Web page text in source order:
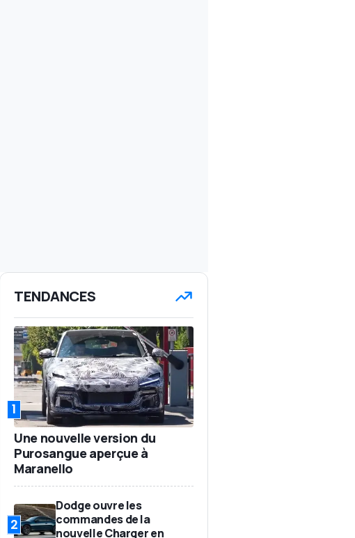
TENDANCES
1
Une nouvelle version du
Purosangue aperçue à
Maranello
2
Dodge ouvre les
commandes de la
nouvelle Charger en